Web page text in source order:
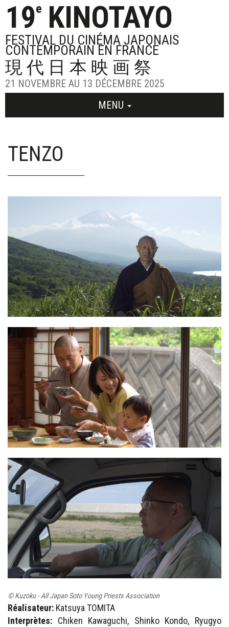
19eKINOTAYO
FESTIVAL DU CINÉMA JAPONAIS
CONTEMPORAIN EN FRANCE
現代日本映画祭
21 NOVEMBRE AU 13 DÉCEMBRE 2025
MENU
TENZO
© Kuzoku - All Japan Soto Young Priests Association
Réalisateur: Katsuya TOMITA
Interprètes: Chiken Kawaguchi, Shinko Kondo, Ryugyo